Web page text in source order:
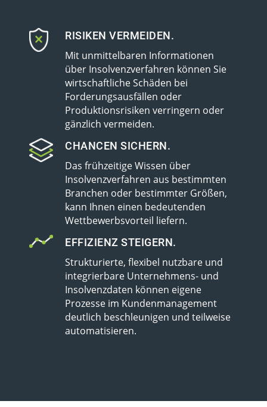
RISIKEN VERMEIDEN.
Mit unmittelbaren Informationen
über Insolvenzverfahren können Sie
wirtschaftliche Schäden bei
Forderungsausfällen oder
Produktionsrisiken verringern oder
gänzlich vermeiden.
CHANCEN SICHERN.
Das frühzeitige Wissen über
Insolvenzverfahren aus bestimmten
Branchen oder bestimmter Größen,
kann Ihnen einen bedeutenden
Wettbewerbsvorteil liefern.
EFFIZIENZ STEIGERN.
Strukturierte, flexibel nutzbare und
integrierbare Unternehmens- und
Insolvenzdaten können eigene
Prozesse im Kundenmanagement
deutlich beschleunigen und teilweise
automatisieren.